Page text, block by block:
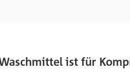
ist für